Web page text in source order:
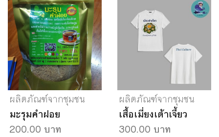
ผลิตภัณฑ์จากชุมชน
มะรุมคำฝอย
200.00 บาท
ผลิตภัณฑ์จากชุมชน
เสื้อเมี่ยงเต้าเจี้ยว
300.00 บาท